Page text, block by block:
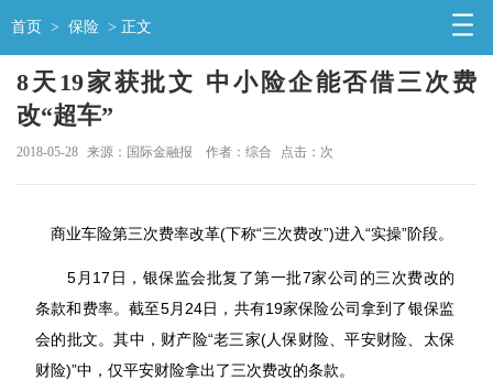
首页 > 保险 > 正文
8天19家获批文 中小险企能否借三次费
改“超车”
2018-05-28 来源：国际金融报 作者：综合 点击： 次
商业车险第三次费率改革(下称“三次费改”)进入“实操”阶段。
5月17日，银保监会批复了第一批7家公司的三次费改的
条款和费率。截至5月24日，共有19家保险公司拿到了银保监
会的批文。其中，财产险“老三家(人保财险、平安财险、太保
财险)”中，仅平安财险拿出了三次费改的条款。